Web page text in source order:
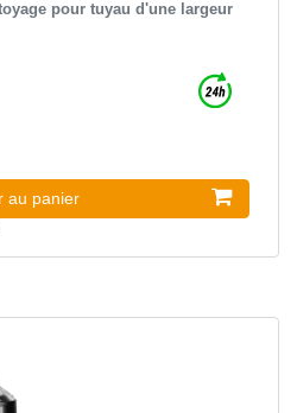
pour tuyau d'une largeur
au panier